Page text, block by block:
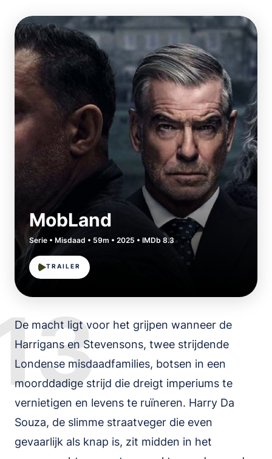
MobLand
Serie • Misdaad • 59m • 2025 • IMDb 8.3
TRAILER
De macht ligt voor het grijpen wanneer de
Harrigans en Stevensons, twee strijdende
Londense misdaadfamilies, botsen in een
moorddadige strijd die dreigt imperiums te
vernietigen en levens te ruïneren. Harry Da
Souza, de slimme straatveger die even
gevaarlijk als knap is, zit midden in het